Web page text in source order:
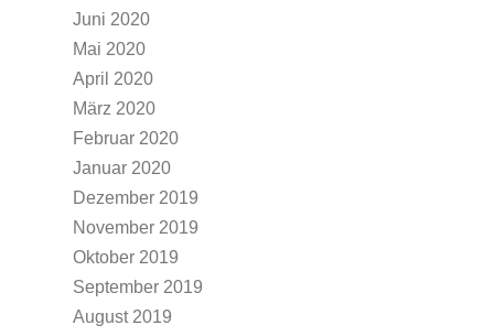
Juni 2020
Mai 2020
April 2020
März 2020
Februar 2020
Januar 2020
Dezember 2019
November 2019
Oktober 2019
September 2019
August 2019